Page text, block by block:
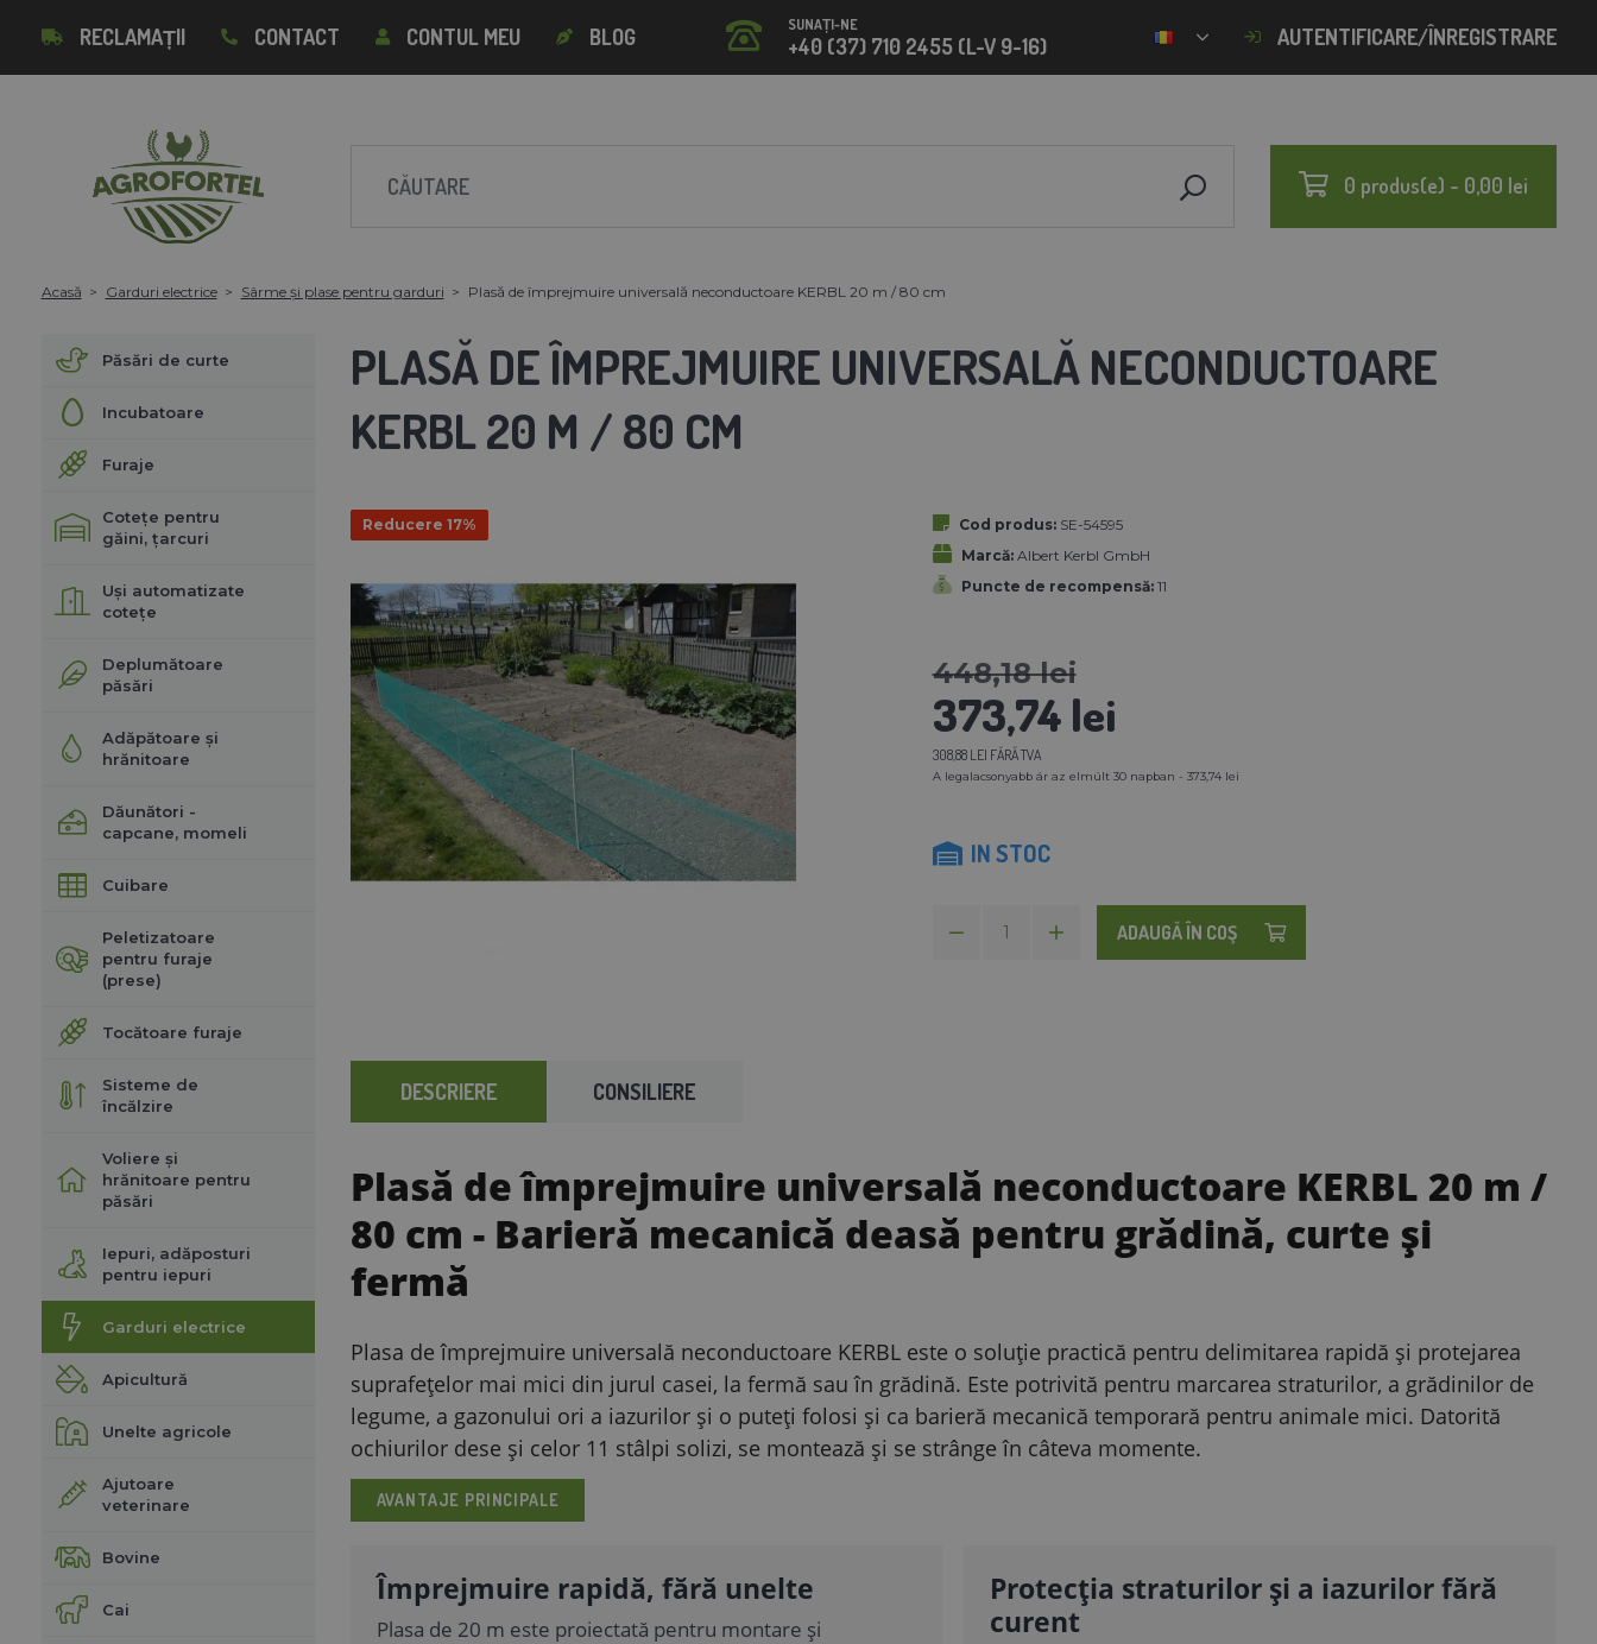
RECLAMAȚII CONTACT CONTUL MEU BLOG SUNAȚI-NE
+40 (37) 710 2455 (L-V 9-16) AUTENTIFICARE/ÎNREGISTRARE
0 produs(e) - 0,00 lei
Acasă Garduri electrice Sârme și plase pentru garduri Plasă de împrejmuire universală neconductoare KERBL 20 m / 80 cm
Păsări de curte
Incubatoare
Furaje
Cotețe pentru
găini, țarcuri
Uși automatizate
cotețe
Deplumătoare
păsări
Adăpătoare și
hrănitoare
Dăunători -
capcane, momeli
Cuibare
Peletizatoare
pentru furaje
(prese)
Tocătoare furaje
Sisteme de
încălzire
Voliere și
hrănitoare pentru
păsări
Iepuri, adăposturi
pentru iepuri
Garduri electrice
Apicultură
Unelte agricole
Ajutoare
veterinare
Bovine
Cai
PLASĂ DE ÎMPREJMUIRE UNIVERSALĂ NECONDUCTOARE
KERBL 20 M / 80 CM
Reducere 17% Cod produs: SE-54595
Marcă: Albert Kerbl GmbH
Puncte de recompensă: 11
448,18 lei
373,74 lei
308,88 LEI FĂRĂ TVA
A legalacsonyabb ár az elmúlt 30 napban - 373,74 lei
IN STOC
ADAUGĂ ÎN COŞ
DESCRIERE CONSILIERE
Plasă de împrejmuire universală neconductoare KERBL 20 m /
80 cm - Barieră mecanică deasă pentru grădină, curte și
fermă
Plasa de împrejmuire universală neconductoare KERBL este o soluție practică pentru delimitarea rapidă și protejarea
suprafețelor mai mici din jurul casei, la fermă sau în grădină. Este potrivită pentru marcarea straturilor, a grădinilor de
legume, a gazonului ori a iazurilor și o puteți folosi și ca barieră mecanică temporară pentru animale mici. Datorită
ochiurilor dese și celor 11 stâlpi solizi, se montează și se strânge în câteva momente.
AVANTAJE PRINCIPALE
Împrejmuire rapidă, fără unelte
Plasa de 20 m este proiectată pentru montare și
Protecția straturilor și a iazurilor fără
curent